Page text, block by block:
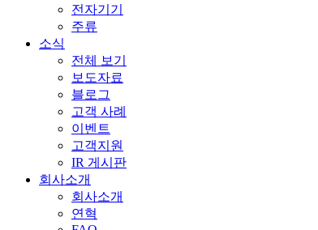
전자기기
주류
소식
전체 보기
보도자료
블로그
고객 사례
이벤트
고객지원
IR 게시판
회사소개
회사소개
연혁